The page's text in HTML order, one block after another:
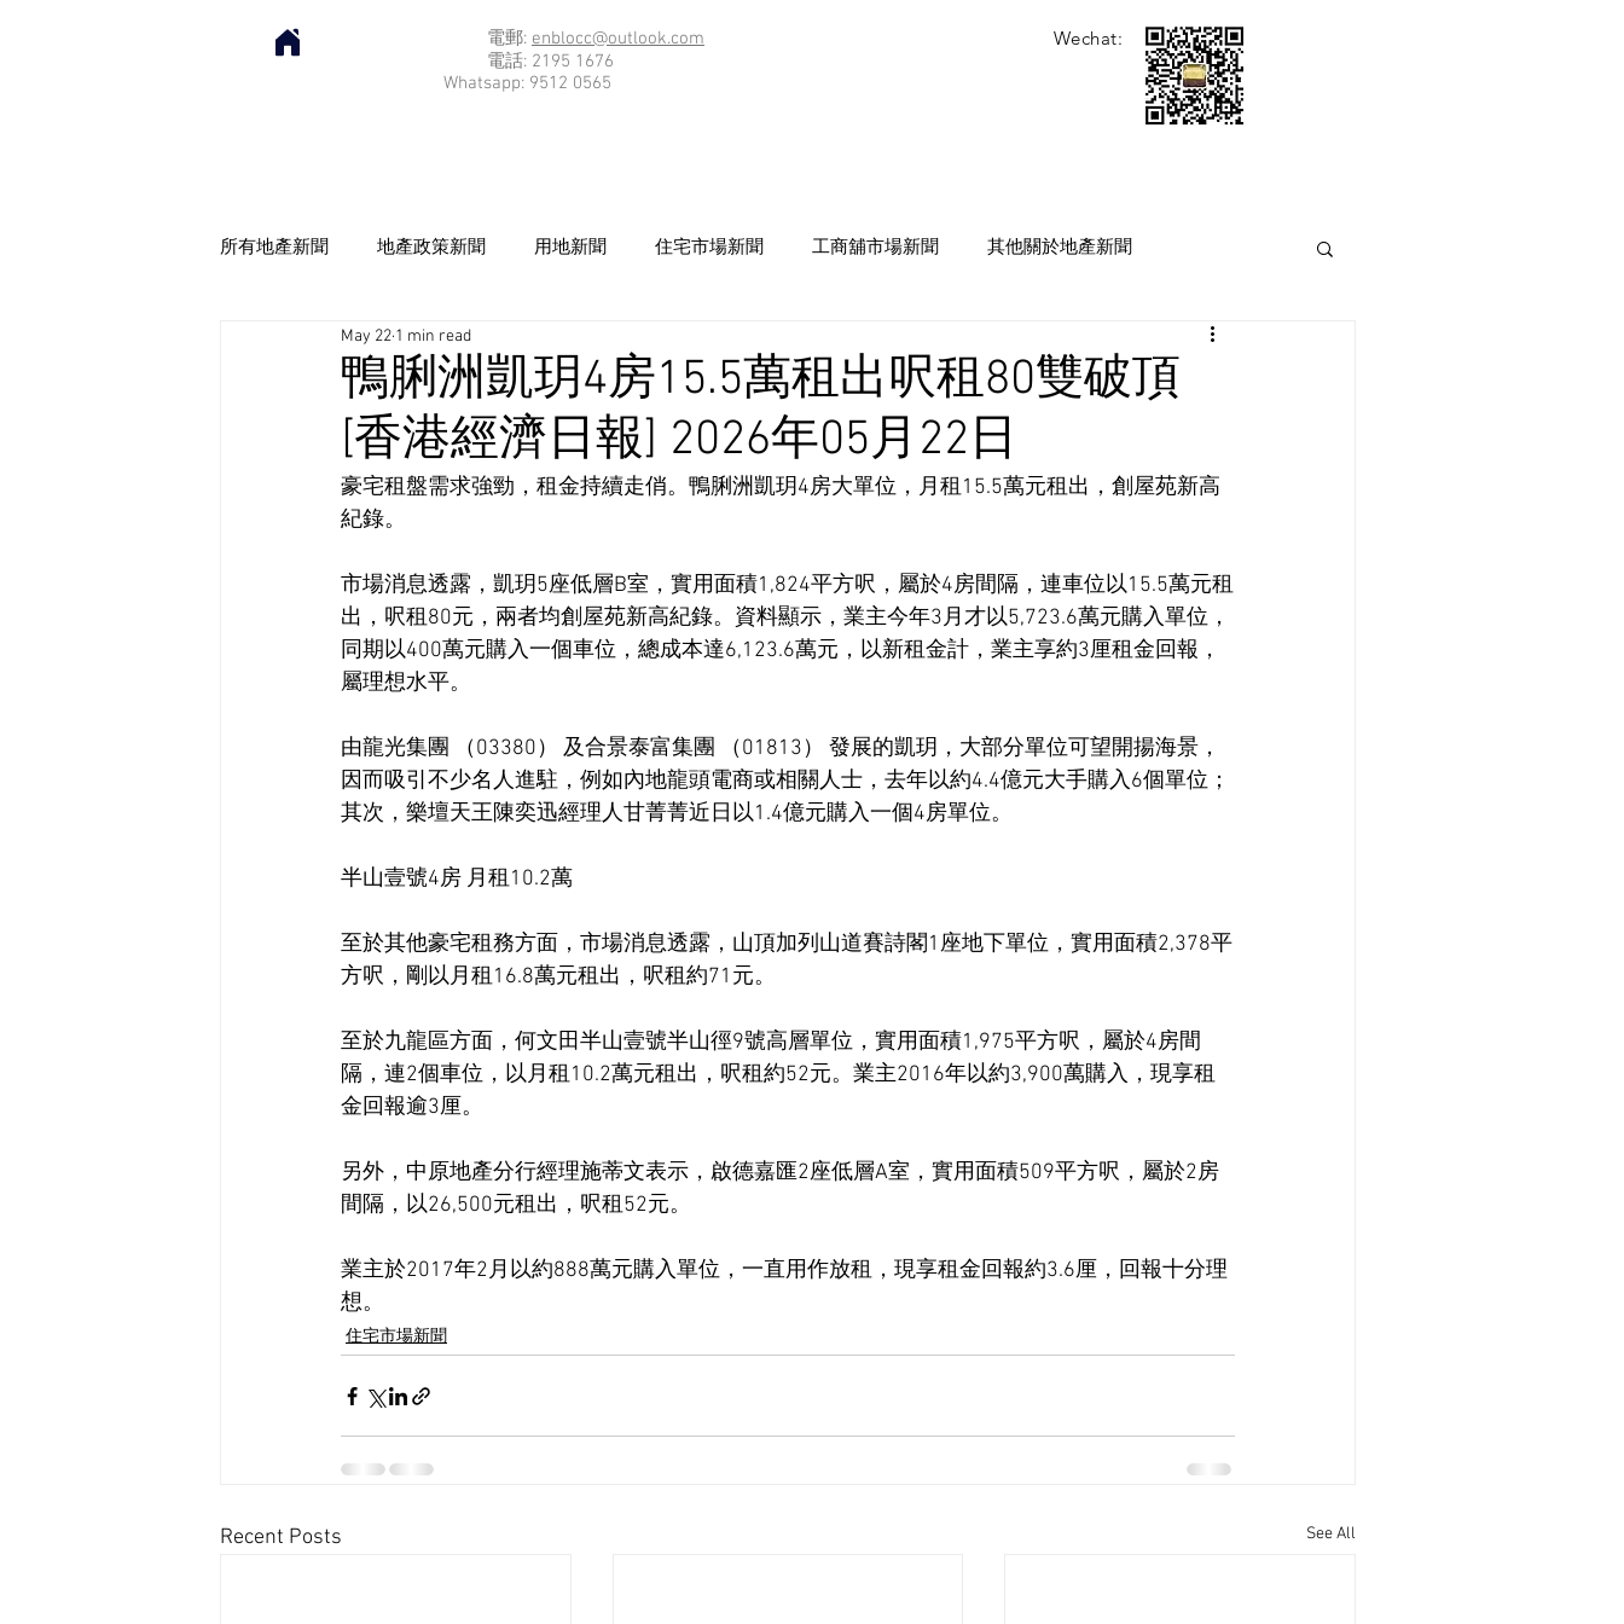
電郵: enblocc@outlook.com
電話: 2195 1676
Whatsapp: 9512 0565
Wechat:
所有地產新聞 地產政策新聞 用地新聞 住宅市場新聞 工商舖市場新聞 其他關於地產新聞
鴨脷洲凱玥4房15.5萬租出呎租80雙破頂
[香港經濟日報] 2026年05月22日
May 22 1 min read
豪宅租盤需求強勁，租金持續走俏。鴨脷洲凱玥4房大單位，月租15.5萬元租出，創屋苑新高
紀錄。
市場消息透露，凱玥5座低層B室，實用面積1,824平方呎，屬於4房間隔，連車位以15.5萬元租
出，呎租80元，兩者均創屋苑新高紀錄。資料顯示，業主今年3月才以5,723.6萬元購入單位，
同期以400萬元購入一個車位，總成本達6,123.6萬元，以新租金計，業主享約3厘租金回報，
屬理想水平。
由龍光集團 （03380） 及合景泰富集團 （01813） 發展的凱玥，大部分單位可望開揚海景，
因而吸引不少名人進駐，例如內地龍頭電商或相關人士，去年以約4.4億元大手購入6個單位；
其次，樂壇天王陳奕迅經理人甘菁菁近日以1.4億元購入一個4房單位。
半山壹號4房 月租10.2萬
至於其他豪宅租務方面，市場消息透露，山頂加列山道賽詩閣1座地下單位，實用面積2,378平
方呎，剛以月租16.8萬元租出，呎租約71元。
至於九龍區方面，何文田半山壹號半山徑9號高層單位，實用面積1,975平方呎，屬於4房間
隔，連2個車位，以月租10.2萬元租出，呎租約52元。業主2016年以約3,900萬購入，現享租
金回報逾3厘。
另外，中原地產分行經理施蒂文表示，啟德嘉匯2座低層A室，實用面積509平方呎，屬於2房
間隔，以26,500元租出，呎租52元。
業主於2017年2月以約888萬元購入單位，一直用作放租，現享租金回報約3.6厘，回報十分理
想。
住宅市場新聞
Recent Posts See All